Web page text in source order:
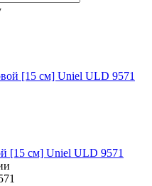
[15 см] Uniel ULD 9571